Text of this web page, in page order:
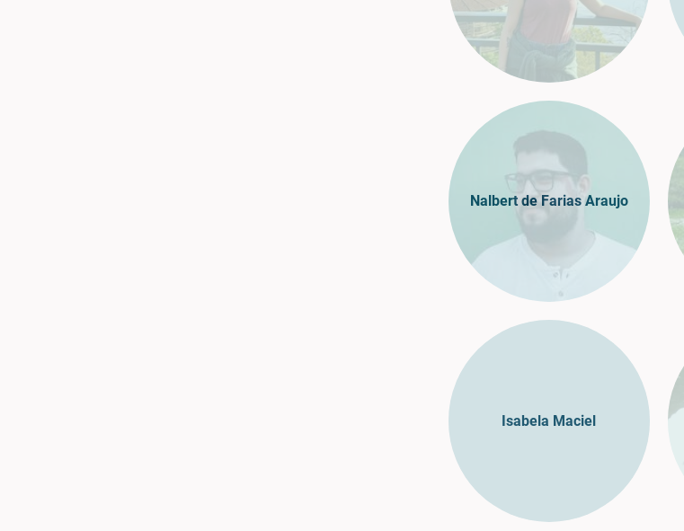
Nalbert de Farias Araujo
Isabela Maciel